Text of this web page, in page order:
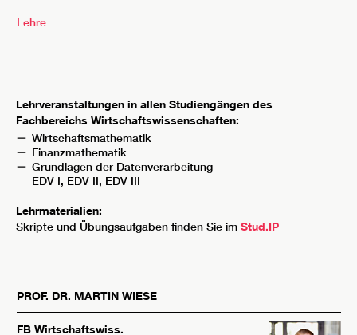
Lehre
Lehrveranstaltungen in allen Studiengängen des
Fachbereichs Wirtschaftswissenschaften:
Wirtschaftsmathematik
Finanzmathematik
Grundlagen der Datenverarbeitung
EDV I, EDV II, EDV III
Lehrmaterialien:
Skripte und Übungsaufgaben finden Sie im Stud.IP
PROF. DR. MARTIN WIESE
FB Wirtschaftswiss.